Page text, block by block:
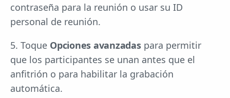
contraseña para la reunión o usar su ID
personal de reunión.
5. Toque Opciones avanzadaspara permitir
que los participantes se unan antes que el
anfitrión o para habilitar la grabación
automática.